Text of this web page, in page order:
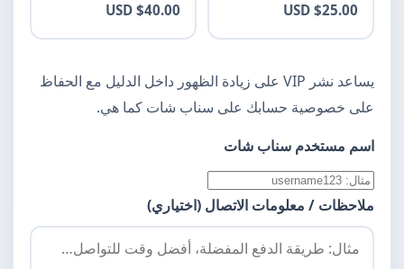
$25.00 USD
$40.00 USD
يساعد نشر VIP على زيادة الظهور داخل الدليل مع الحفاظ
على خصوصية حسابك على سناب شات كما هي.
اسم مستخدم سناب شات
ملاحظات / معلومات الاتصال (اختياري)